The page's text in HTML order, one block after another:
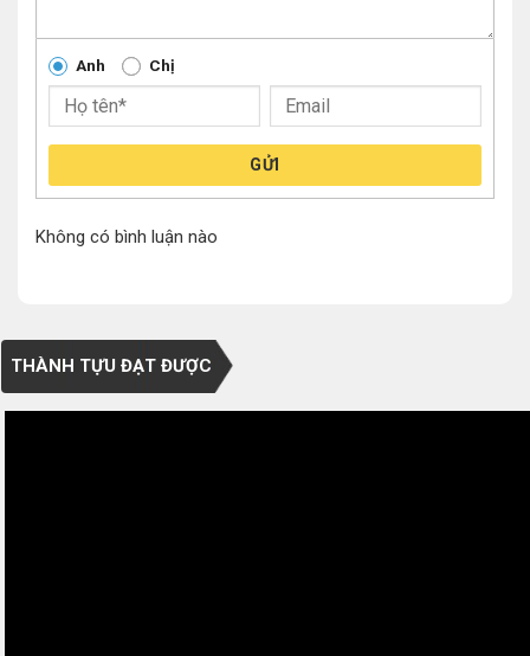
Anh Chị
GỬI
Không có bình luận nào
THÀNH TỰU ĐẠT ĐƯỢC